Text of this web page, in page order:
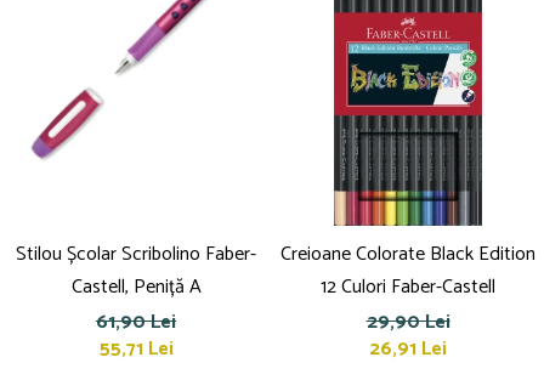
Stilou Școlar Scribolino Faber-
Castell, Peniță A
61,90 Lei
55,71 Lei
Creioane Colorate Black Edition
12 Culori Faber-Castell
29,90 Lei
26,91 Lei